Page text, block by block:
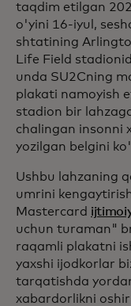
taqdim etilgan
o'yini 16-iyul,
shtatining
Life Field
unda SU2Cning
plakati namoyish
stadion bir
chalingan insonni
yozilgan belgini
Ushbu lahzaning
umrini
Mastercard
uchun turaman"
raqamli plakatni
yaxshi ijodkorlar
tarqatishda
xabardorlikni